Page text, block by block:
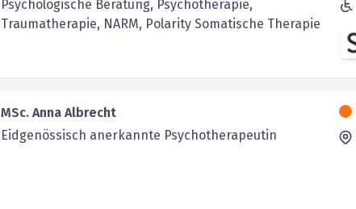
Psychologische Beratung, Psychotherapie,
Traumatherapie, NARM, Polarity Somatische Therapie
MSc. Anna Albrecht
Eidgenössisch anerkannte Psychotherapeutin